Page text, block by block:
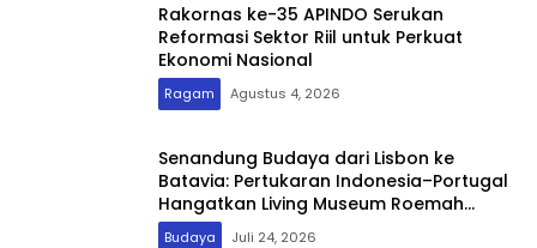
Rakornas ke-35 APINDO Serukan
Reformasi Sektor Riil untuk Perkuat
Ekonomi Nasional
Ragam Agustus 4, 2026
Senandung Budaya dari Lisbon ke
Batavia: Pertukaran Indonesia–Portugal
Hangatkan Living Museum Roemah
Toegoe
Budaya Juli 24, 2026